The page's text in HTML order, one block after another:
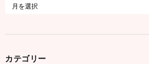
カテゴリー